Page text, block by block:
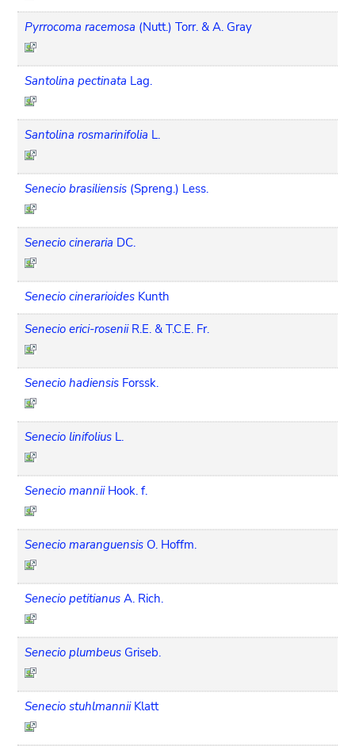
Pyrrocoma racemosa (Nutt.) Torr. & A. Gray
Santolina pectinata Lag.
Santolina rosmarinifolia L.
Senecio brasiliensis (Spreng.) Less.
Senecio cineraria DC.
Senecio cinerarioides Kunth
Senecio erici-rosenii R.E. & T.C.E. Fr.
Senecio hadiensis Forssk.
Senecio linifolius L.
Senecio mannii Hook. f.
Senecio maranguensis O. Hoffm.
Senecio petitianus A. Rich.
Senecio plumbeus Griseb.
Senecio stuhlmannii Klatt